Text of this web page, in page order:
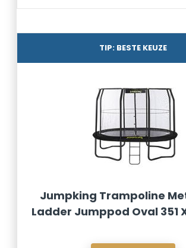
TIP: BESTE KEUZE
Jumpking Trampoline
Ladder Jumppod Oval 351